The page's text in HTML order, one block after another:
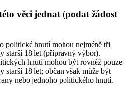
věci jednat (podat žádost
politické hnutí mohou nejméně tři
starší 18 let (přípravný výbor).
hnutí mohou být rovněž pouze
starší 18 let; občan však může být
nebo jednoho politického hnutí.